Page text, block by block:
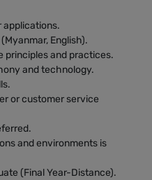
applications.
English).
principles and practices.
and technology.
or customer service
and environments is
(Final Year-Distance).